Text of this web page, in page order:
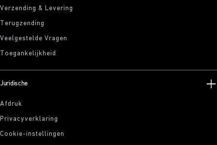
Verzending & Levering
Terugzending
Veelgestelde Vragen
Toegankelijkheid
Juridische
Afdruk
Privacyverklaring
Cookie-instellingen